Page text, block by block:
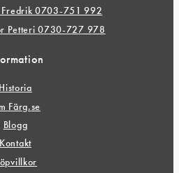
Fredrik 0703-751 992
Petteri 0730-727 978
Historia
Färg.se
Blogg
Kontakt